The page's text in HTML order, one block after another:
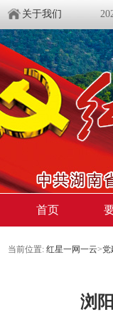
关于我们
首页
当前位置: 红星一网一云>党
浏